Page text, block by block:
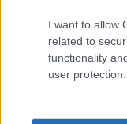
I want to allow
related to
functionality
user protection.
The Floor - Csak egy
Egyetlen
Elérkezett a hét